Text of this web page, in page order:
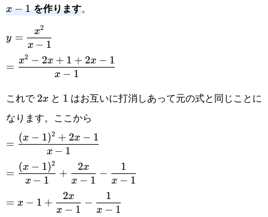
x − 1 を作ります。
\displaystyle
y=\frac{x^2}
{x-1}
y =
x − 1
x2
\displaystyle=\frac{x^2-
2x+1+2x-1}{x-1}
=
x − 1
x2 − 2x + 1 + 2x − 1
これで2x
2x と 1
1 はお互いに打消しあって元の式と同じことに
なります。ここから
\displaystyle
=\frac{(x-
1)^2+2x-1}
{x-1}
=
x − 1
(x − 1)2 + 2x − 1
\displaystyle=\frac{(x-
1)^2}{x-1}+\frac{2x}
{x-1}-\frac{1}{x-1}
=
x − 1
(x − 1)2
+
x − 1
2x
−
x − 1
1
\displaystyle
= x − 1 +
x − 1
2x
−
x − 1
1